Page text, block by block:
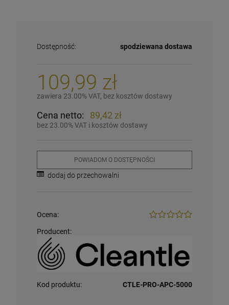
Dostępność: spodziewana dostawa
109,99 zł
zawiera 23.00% VAT, bez kosztów dostawy
Cena netto: 89,42 zł
bez 23.00% VAT i kosztów dostawy
POWIADOM O DOSTĘPNOŚCI
dodaj do przechowalni
Ocena:
Producent:
Kod produktu: CTLE-PRO-APC-5000